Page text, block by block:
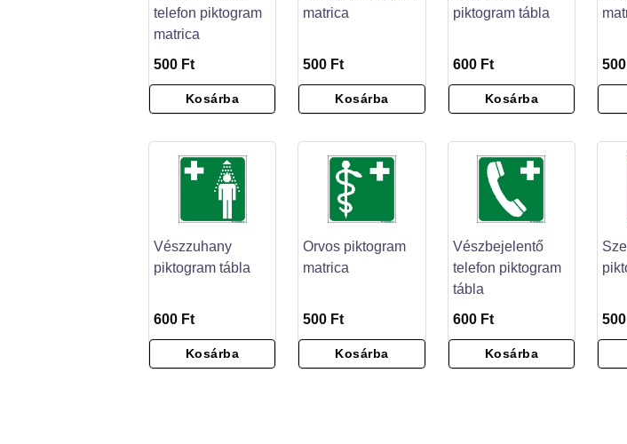
telefon piktogram
matrica
500 Ft
Kosárba
matrica
500 Ft
Kosárba
piktogram tábla
600 Ft
Kosárba
Vészzuhany
piktogram tábla
600 Ft
Kosárba
Orvos piktogram
matrica
500 Ft
Kosárba
Vészbejelentő
telefon piktogram
tábla
600 Ft
Kosárba